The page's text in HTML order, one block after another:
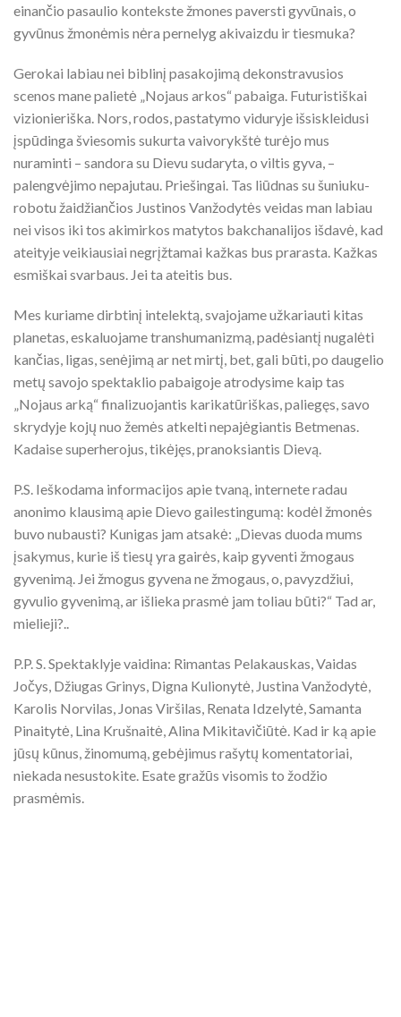
einančio pasaulio kontekste žmones paversti gyvūnais, o
gyvūnus žmonėmis nėra pernelyg akivaizdu ir tiesmuka?
Gerokai labiau nei biblinį pasakojimą dekonstravusios
scenos mane palietė „Nojaus arkos“ pabaiga. Futuristiškai
vizionieriška. Nors, rodos, pastatymo viduryje išsiskleidusi
įspūdinga šviesomis sukurta vaivorykštė turėjo mus
nuraminti – sandora su Dievu sudaryta, o viltis gyva, –
palengvėjimo nepajutau. Priešingai. Tas liūdnas su šuniuku-
robotu žaidžiančios Justinos Vanžodytės veidas man labiau
nei visos iki tos akimirkos matytos bakchanalijos išdavė, kad
ateityje veikiausiai negrįžtamai kažkas bus prarasta. Kažkas
esmiškai svarbaus. Jei ta ateitis bus.
Mes kuriame dirbtinį intelektą, svajojame užkariauti kitas
planetas, eskaluojame transhumanizmą, padėsiantį nugalėti
kančias, ligas, senėjimą ar net mirtį, bet, gali būti, po daugelio
metų savojo spektaklio pabaigoje atrodysime kaip tas
„Nojaus arką“ finalizuojantis karikatūriškas, paliegęs, savo
skrydyje kojų nuo žemės atkelti nepajėgiantis Betmenas.
Kadaise superherojus, tikėjęs, pranoksiantis Dievą.
P.S. Ieškodama informacijos apie tvaną, internete radau
anonimo klausimą apie Dievo gailestingumą: kodėl žmonės
buvo nubausti? Kunigas jam atsakė: „Dievas duoda mums
įsakymus, kurie iš tiesų yra gairės, kaip gyventi žmogaus
gyvenimą. Jei žmogus gyvena ne žmogaus, o, pavyzdžiui,
gyvulio gyvenimą, ar išlieka prasmė jam toliau būti?“ Tad ar,
mielieji?..
P.P. S. Spektaklyje vaidina: Rimantas Pelakauskas, Vaidas
Jočys, Džiugas Grinys, Digna Kulionytė, Justina Vanžodytė,
Karolis Norvilas, Jonas Viršilas, Renata Idzelytė, Samanta
Pinaitytė, Lina Krušnaitė, Alina Mikitavičiūtė. Kad ir ką apie
jūsų kūnus, žinomumą, gebėjimus rašytų komentatoriai,
niekada nesustokite. Esate gražūs visomis to žodžio
prasmėmis.